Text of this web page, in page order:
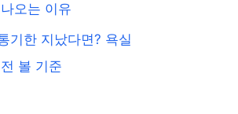
오는 이유
기한 지났다면? 욕실
볼 기준